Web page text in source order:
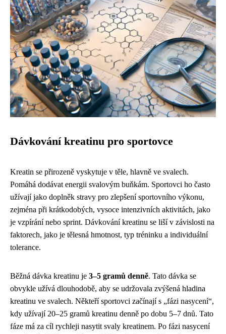
Dávkování kreatinu pro sportovce
Kreatin se přirozeně vyskytuje v těle, hlavně ve svalech.
Pomáhá dodávat energii svalovým buňkám. Sportovci ho často
užívají jako doplněk stravy pro zlepšení sportovního výkonu,
zejména při krátkodobých, vysoce intenzivních aktivitách, jako
je vzpírání nebo sprint. Dávkování kreatinu se liší v závislosti na
faktorech, jako je tělesná hmotnost, typ tréninku a individuální
tolerance.
Běžná dávka kreatinu je 3–5 gramů denně. Tato dávka se
obvykle užívá dlouhodobě, aby se udržovala zvýšená hladina
kreatinu ve svalech. Někteří sportovci začínají s „fázi nasycení“,
kdy užívají 20–25 gramů kreatinu denně po dobu 5–7 dnů. Tato
fáze má za cíl rychleji nasytit svaly kreatinem. Po fázi nasycení